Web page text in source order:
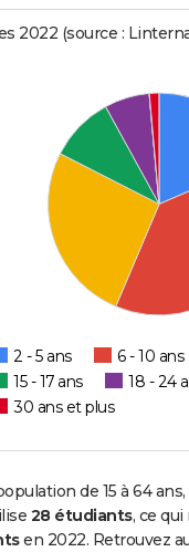
2022 (source :
2 - 5 ans 6 - 10 ans
15 - 17 ans
18 - 24
30 ans et plus
de 15 à 64
28 étudiants, ce
en 2022. Retrouvez